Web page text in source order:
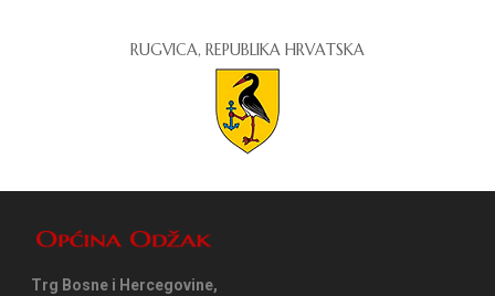
RUGVICA, REPUBLIKA HRVATSKA
Trg Bosne i Hercegovine,